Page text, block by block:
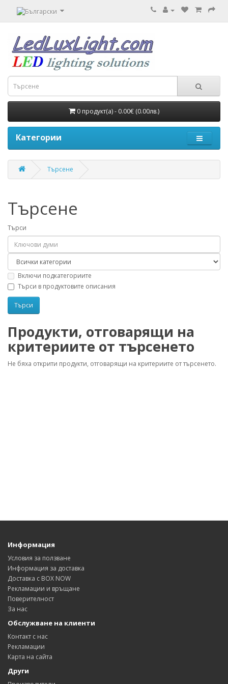
0 продукт(а) - 0.00€ (0.00лв.)
Категории
Търсене
Търсене
Търси
Включи подкатегориите
Търси в продуктовите описания
Продукти, отговарящи на
критериите от търсенето
Не бяха открити продукти, отговарящи на критериите от търсенето.
Информация
Условия за ползване
Информация за доставка
Доставка с BOX NOW
Рекламации и връщане
Поверителност
За нас
Обслужване на клиенти
Контакт с нас
Рекламации
Карта на сайта
Други